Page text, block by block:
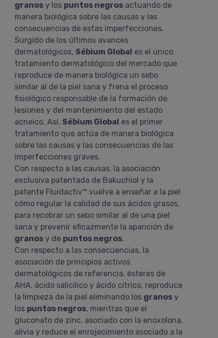
granos y los puntos negros actuando de
manera biológica sobre las causas y las
consecuencias de estas imperfecciones.
Surgido de los últimos avances
dermatológicos, Sébium Global es el único
tratamiento dermatológico del mercado que
reproduce de manera biológica un sebo
similar al de la piel sana y frena el proceso
fisiológico responsable de la formación de
lesiones y del mantenimiento del estado
acneico. Así, Sébium Global es el primer
tratamiento que actúa de manera biológica
sobre las causas y las consecuencias de las
imperfecciones graves.
Con respecto a las causas, la asociación
exclusiva patentada de Bakuchiol y la
patente Fluidactiv™ vuelve a enseñar a la piel
cómo regular la calidad de sus ácidos grasos,
para recobrar un sebo similar al de una piel
sana y prevenir eficazmente la aparición de
granos y de puntos negros.
Con respecto a las consecuencias, la
asociación de principios activos
dermatológicos de referencia, ésteres de
AHA, ácido salicílico y ácido cítrico, reproduce
la limpieza de la piel eliminando los granos y
los puntos negros, mientras que el
gluconato de zinc, asociado con la enoxolona,
alivia y reduce el enrojecimiento asociado a la